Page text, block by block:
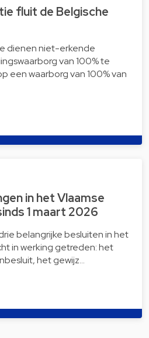
fluit de Belgische
dienen niet-erkende
van 100% te
een waarborg van 100% van
in het Vlaamse
1 maart 2026
belangrijke besluiten in het
in werking getreden: het
het gewijz…